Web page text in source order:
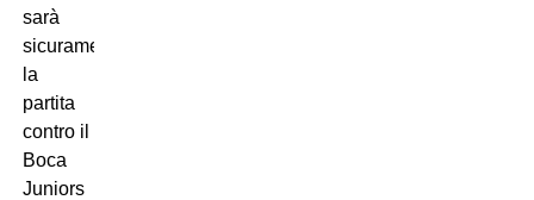
sarà
sicuramente
la
partita
contro il
Boca
Juniors